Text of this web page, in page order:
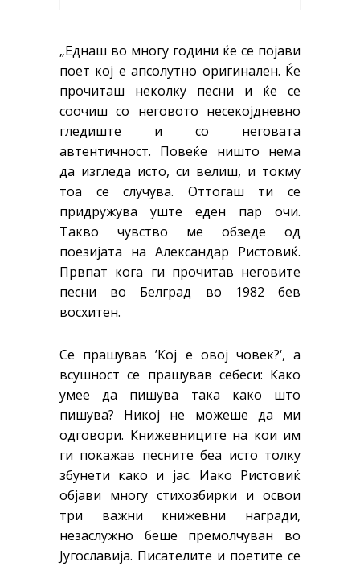
„Еднаш во многу години ќе се појави
поет кој е апсолутно оригинален. Ќе
прочиташ неколку песни и ќе се
соочиш со неговото несекојдневно
гледиште и со неговата
автентичност. Повеќе ништо нема
да изгледа исто, си велиш, и токму
тоа се случува. Оттогаш ти се
придружува уште еден пар очи.
Такво чувство ме обзеде од
поезијата на Александар Ристовиќ.
Првпат кога ги прочитав неговите
песни во Белград во 1982 бев
восхитен.
Се прашував ’Кој е овој човек?‘, а
всушност се прашував себеси: Како
умее да пишува така како што
пишува? Никој не можеше да ми
одговори. Книжевниците на кои им
ги покажав песните беа исто толку
збунети како и јас. Иако Ристовиќ
објави многу стихозбирки и освои
три важни книжевни награди,
незаслужно беше премолчуван во
Југославија. Писателите и поетите се